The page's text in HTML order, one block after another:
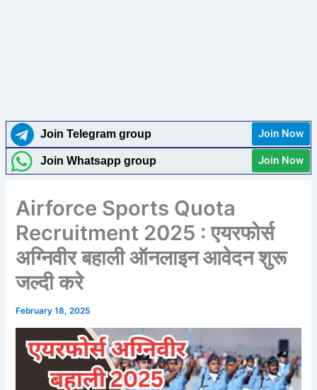
Join Telegram group Join Now
Join Whatsapp group Join Now
Airforce Sports Quota
Recruitment 2025 : एयरफोर्स
अग्निवीर बहाली ऑनलाइन आवेदन शुरू
जल्दी करे
February 18, 2025